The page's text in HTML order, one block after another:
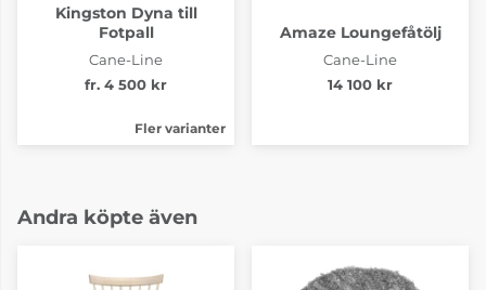
Kingston Dyna till
Fotpall
Cane-Line
fr. 4 500 kr
Fler varianter
Amaze Loungefåtölj
Cane-Line
14 100 kr
Andra köpte även